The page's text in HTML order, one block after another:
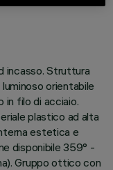
incasso. Struttura
orientabile
in filo di acciaio.
plastico ad alta
estetica e
disponibile 359° -
Gruppo ottico con